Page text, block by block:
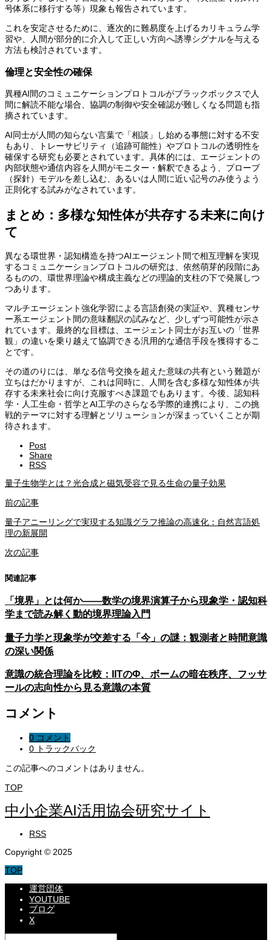
号体系に移行する等）現象も報告されています。
これを安定させるために、逐次的に難易度を上げるカリキュラム学
習や、人間が部分的に介入して正しい方向へ誘導シグナルを与える
方法も検討されています。
倫理と安全性の確保
異種AI間のコミュニケーションプロトコルがブラックボックスで人
間に解読不能な場合、協調の制御や安全確認が難しくなる問題も指
摘されています。
AI同士が人間の知らない言葉で「相談」し始める事態に対する不安
もあり、トレーサビリティ（追跡可能性）やプロトコルの透明性を
確保する研究も必要とされています。具体的には、エージェントの
内部状態や通信内容を人間がモニター・解釈できるよう、プローブ
（探針）モデルを差し込む、あるいは人間に近い記号のみ使うよう
正則化する試みがなされています。
まとめ：多様な知性体が共存する未来に向け
て
異なる環世界・認知構造を持つAIエージェント間で相互理解を実現
するコミュニケーションプロトコルの研究は、依然萌芽的段階にあ
るものの、環世界理論や構成主義などの理論的支柱の下で発展しつ
つあります。
マルチエージェント強化学習による言語創発の実証や、異種センサ
ー系エージェント間の意味翻訳の試みなど、少しずつ可能性が示さ
れています。最終的な目標は、エージェント同士がお互いの「世界
観」の違いを乗り越えて協調できる汎用的な通信手段を獲得するこ
とです。
その道のりには、単なる信号交換を超えた意味の共有という難題が
立ちはだかりますが、これは同時に、人間を含む多様な知性体が共
存する未来社会に向け克服すべき課題でもあります。今後、認知科
学・人工生命・哲学とAI工学のさらなる学際的連携により、この挑
戦的テーマに対する理解とソリューションが深まっていくことが期
待されます。
Post
Share
RSS
量子生物学とは？光合成と磁気受容で見る生命の量子効果
前の記事
量子アニーリングで実現する知識グラフ推論の高速化：自然言語処
理の新展開
次の記事
関連記事
「境界」とは何か——数学の境界演算子から現象学・認知科
学まで読み解く動的境界理論入門
量子力学と現象学が交差する「今」の謎：観測者と時間意識
の深い関係
意識の統合理論を比較：IITのΦ、ボームの暗在秩序、フッサ
ールの志向性から見る意識の本質
コメント
0 コメント
0 トラックバック
この記事へのコメントはありません。
TOP
中小企業AI活用協会研究サイト
RSS
Copyright © 2025
TOP
運営団体
YOUTUBE
ブログ
X